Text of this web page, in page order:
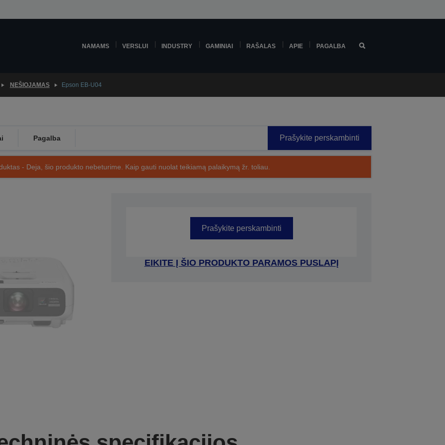
NAMAMS VERSLUI INDUSTRY GAMINIAI RAŠALAS APIE PAGALBA
NEŠIOJAMAS Epson EB-U04
Pagalba Prašykite perskambinti
- Deja, šio produkto nebeturime. Kaip gauti nuolat teikiamą palaikymą žr. toliau.
Prašykite perskambinti
EIKITE Į ŠIO PRODUKTO PARAMOS PUSLAPĮ